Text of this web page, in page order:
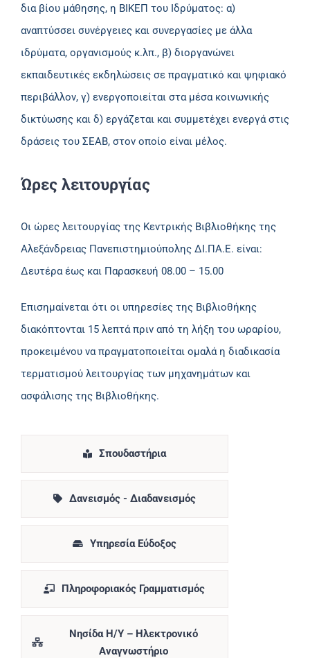
δια βίου μάθησης, η ΒΙΚΕΠ του Ιδρύματος: α)
αναπτύσσει συνέργειες και συνεργασίες με άλλα
ιδρύματα, οργανισμούς κ.λπ., β) διοργανώνει
εκπαιδευτικές εκδηλώσεις σε πραγματικό και ψηφιακό
περιβάλλον, γ) ενεργοποιείται στα μέσα κοινωνικής
δικτύωσης και δ) εργάζεται και συμμετέχει ενεργά στις
δράσεις του ΣΕΑΒ, στον οποίο είναι μέλος.
Ώρες λειτουργίας
Οι ώρες λειτουργίας της Κεντρικής Βιβλιοθήκης της
Αλεξάνδρειας Πανεπιστημιούπολης ΔΙ.ΠΑ.Ε. είναι:
Δευτέρα έως και Παρασκευή 08.00 – 15.00
Επισημαίνεται ότι οι υπηρεσίες της Βιβλιοθήκης
διακόπτονται 15 λεπτά πριν από τη λήξη του ωραρίου,
προκειμένου να πραγματοποιείται ομαλά η διαδικασία
τερματισμού λειτουργίας των μηχανημάτων και
ασφάλισης της Βιβλιοθήκης.
Σπουδαστήρια
Δανεισμός - Διαδανεισμός
Υπηρεσία Εύδοξος
Πληροφοριακός Γραμματισμός
Νησίδα Η/Υ – Ηλεκτρονικό
Αναγνωστήριο